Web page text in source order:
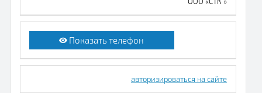
Показать телефон
авторизироваться на сайте